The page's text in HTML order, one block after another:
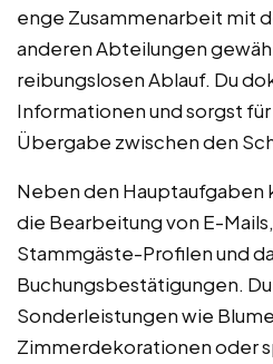
enge Zusammenarbeit mit
anderen Abteilungen
reibungslosen Ablauf. Du
Informationen und sorgst
Übergabe zwischen den
Neben den Hauptaufgaben
die Bearbeitung von E-
Stammgäste-Profilen und
Buchungsbestätigungen.
Sonderleistungen wie
Zimmerdekorationen oder